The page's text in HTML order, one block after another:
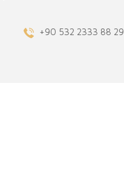
+90 532 2333 88 29